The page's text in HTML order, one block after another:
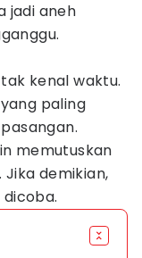
jadi aneh
kenal waktu.
yang paling
memutuskan
. Jika demikian,